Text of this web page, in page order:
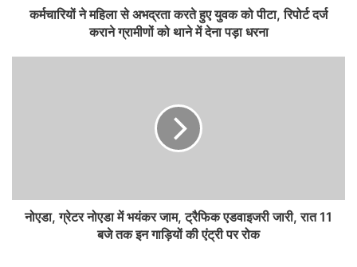
कर्मचारियों ने महिला से अभद्रता करते हुए युवक को पीटा, रिपोर्ट दर्ज
कराने ग्रामीणों को थाने में देना पड़ा धरना
नोएडा, ग्रेटर नोएडा में भयंकर जाम, ट्रैफिक एडवाइजरी जारी, रात 11
बजे तक इन गाड़ियों की एंट्री पर रोक